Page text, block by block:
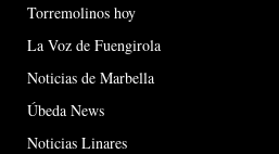
Torremolinos hoy
La Voz de Fuengirola
Noticias de Marbella
Úbeda News
Noticias Linares